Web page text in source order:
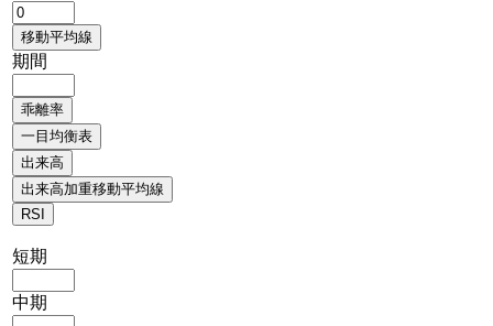
期間
短期
中期